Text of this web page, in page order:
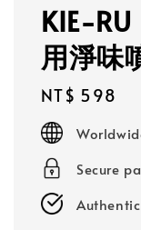
KIE-
用淨味
Regular
price
NT$ 598
Secure